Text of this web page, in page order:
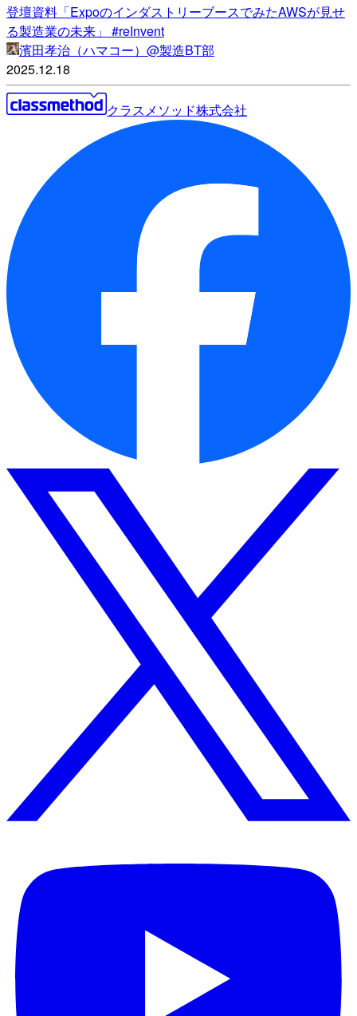
登壇資料「ExpoのインダストリーブースでみたAWSが見せ
る製造業の未来」 #reInvent
濱田孝治（ハマコー）@製造BT部
2025.12.18
クラスメソッド株式会社